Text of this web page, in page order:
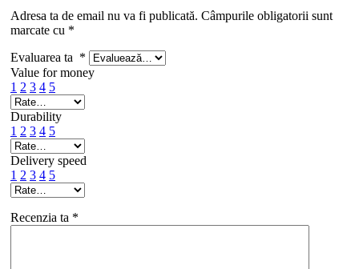
Adresa ta de email nu va fi publicată. Câmpurile obligatorii sunt
marcate cu *
Evaluarea ta *
Value for money
1 2 3 4 5
Durability
1 2 3 4 5
Delivery speed
1 2 3 4 5
Recenzia ta *